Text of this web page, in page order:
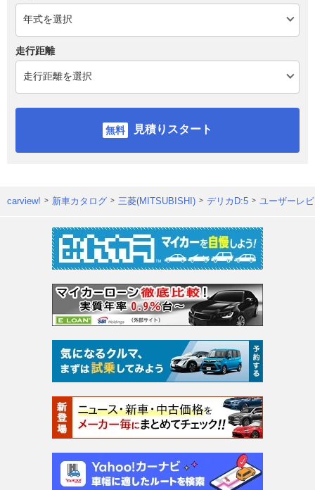
走行距離
見積りスタート
carview! 新車カタログ 三菱(MITSUBISHI) デリカD:5 ユーザーレ